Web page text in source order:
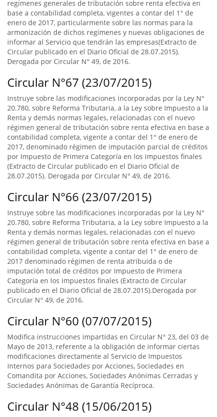
regímenes generales de tributación sobre renta efectiva en
base a contabilidad completa, vigentes a contar del 1° de
enero de 2017, particularmente sobre las normas para la
armonización de dichos regímenes y nuevas obligaciones de
informar al Servicio que tendrán las empresas(Extracto de
Circular publicado en el Diario Oficial de 28.07.2015).
Derogada por Circular N° 49, de 2016.
Circular N°67 (23/07/2015)
Instruye sobre las modificaciones incorporadas por la Ley N°
20.780, sobre Reforma Tributaria, a la Ley sobre Impuesto a la
Renta y demás normas legales, relacionadas con el nuevo
régimen general de tributación sobre renta efectiva en base a
contabilidad completa, vigente a contar del 1° de enero de
2017, denominado régimen de imputación parcial de créditos
por Impuesto de Primera Categoría en los impuestos finales
(Extracto de Circular publicado en el Diario Oficial de
28.07.2015). Derogada por Circular N° 49, de 2016.
Circular N°66 (23/07/2015)
Instruye sobre las modificaciones incorporadas por la Ley N°
20.780, sobre Reforma Tributaria, a la Ley sobre Impuesto a la
Renta y demás normas legales, relacionadas con el nuevo
régimen general de tributación sobre renta efectiva en base a
contabilidad completa, vigente a contar del 1° de enero de
2017 denominado régimen de renta atribuida o de
imputación total de créditos por Impuesto de Primera
Categoría en los impuestos finales (Extracto de Circular
publicado en el Diario Oficial de 28.07.2015).Derogada por
Circular N° 49, de 2016.
Circular N°60 (07/07/2015)
Modifica instrucciones impartidas en Circular N° 23, del 03 de
Mayo de 2013, referente a la obligación de informar ciertas
modificaciones directamente al Servicio de Impuestos
Internos para Sociedades por Acciones, Sociedades en
Comandita por Acciones, Sociedades Anónimas Cerradas y
Sociedades Anónimas de Garantía Recíproca.
Circular N°48 (15/06/2015)